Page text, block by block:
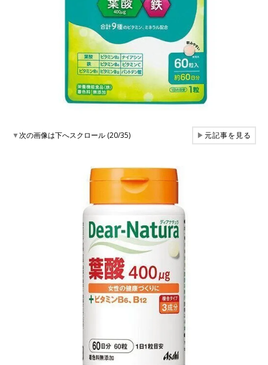
▼次の画像は下へスクロール (20/35) ▶元記事を見る